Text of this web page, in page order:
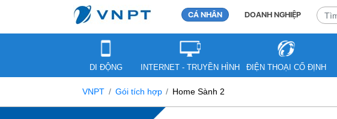
CÁ NHÂN DOANH NGHIỆP
DI ĐỘNG INTERNET - TRUYỀN HÌNH ĐIỆN THOẠI CỐ ĐỊNH
VNPT Gói tích hợp Home Sành 2